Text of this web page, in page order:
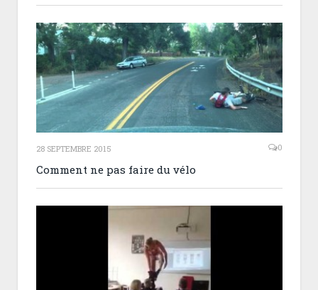
28 SEPTEMBRE 2015 0
Comment ne pas faire du vélo